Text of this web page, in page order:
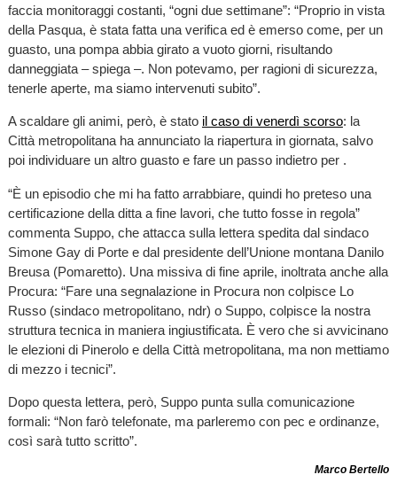
faccia monitoraggi costanti, “ogni due settimane”: “Proprio in vista
della Pasqua, è stata fatta una verifica ed è emerso come, per un
guasto, una pompa abbia girato a vuoto giorni, risultando
danneggiata – spiega –. Non potevamo, per ragioni di sicurezza,
tenerle aperte, ma siamo intervenuti subito”.
A scaldare gli animi, però, è stato il caso di venerdì scorso: la
Città metropolitana ha annunciato la riapertura in giornata, salvo
poi individuare un altro guasto e fare un passo indietro per .
“È un episodio che mi ha fatto arrabbiare, quindi ho preteso una
certificazione della ditta a fine lavori, che tutto fosse in regola”
commenta Suppo, che attacca sulla lettera spedita dal sindaco
Simone Gay di Porte e dal presidente dell’Unione montana Danilo
Breusa (Pomaretto). Una missiva di fine aprile, inoltrata anche alla
Procura: “Fare una segnalazione in Procura non colpisce Lo
Russo (sindaco metropolitano, ndr) o Suppo, colpisce la nostra
struttura tecnica in maniera ingiustificata. È vero che si avvicinano
le elezioni di Pinerolo e della Città metropolitana, ma non mettiamo
di mezzo i tecnici”.
Dopo questa lettera, però, Suppo punta sulla comunicazione
formali: “Non farò telefonate, ma parleremo con pec e ordinanze,
così sarà tutto scritto”.
Marco Bertello